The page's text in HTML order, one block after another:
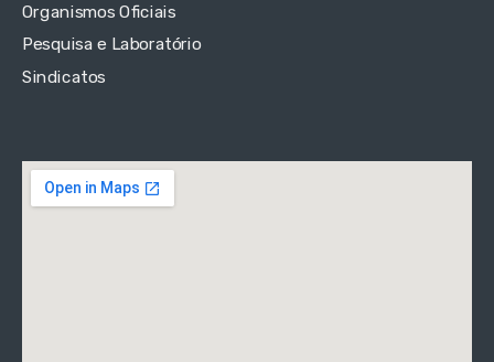
Organismos Oficiais
Pesquisa e Laboratório
Sindicatos